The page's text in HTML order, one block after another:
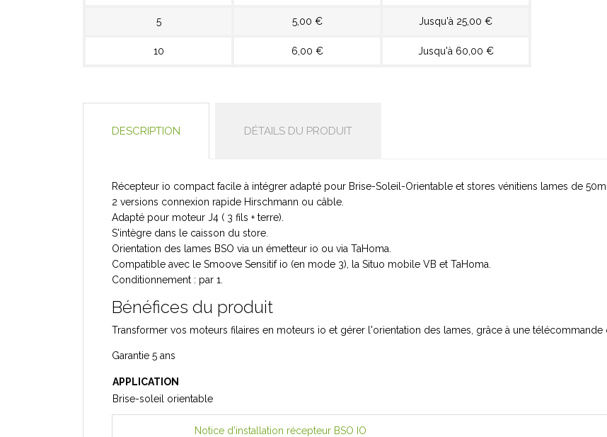
5 5,00 € Jusqu'à 25,00 €
10 6,00 € Jusqu'à 60,00 €
DESCRIPTION DÉTAILS DU PRODUIT
Récepteur io compact facile à intégrer adapté pour Brise-Soleil-Orientable et stores vénitiens lames de
2 versions connexion rapide Hirschmann ou câble.
Adapté pour moteur J4 ( 3 fils + terre).
S'intègre dans le caisson du store.
Orientation des lames BSO via un émetteur io ou via TaHoma.
Compatible avec le Smoove Sensitif io (en mode 3), la Situo mobile VB et TaHoma.
Conditionnement : par 1.
Bénéfices du produit
Transformer vos moteurs filaires en moteurs io et gérer l'orientation des lames, grâce à une télécommande
Garantie 5 ans
APPLICATION
Brise-soleil orientable
Notice d'installation récepteur BSO IO